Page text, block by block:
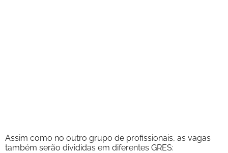
Assim como no outro grupo de profissionais, as vagas
também serão divididas em diferentes GRES: